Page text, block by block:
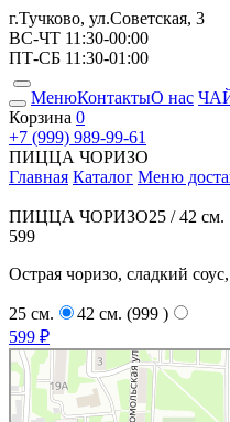
г.Тучково, ул.Советская, 3
ВС-ЧТ 11:30-00:00
ПТ-СБ 11:30-01:00
МенюКонтактыО нас
Корзина 0
+7 (999) 989-99-61
ПИЦЦА ЧОРИЗО
Главная Каталог Меню
ПИЦЦА ЧОРИЗО25 / 42 см.
599
Острая чоризо, сладкий
25 см. 42 см. (999 )
599 ₽
Место Есть
Ресторан в Москве и Московской